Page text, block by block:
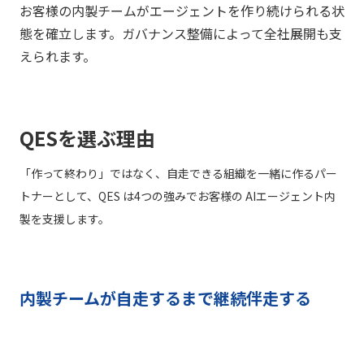
お客様の内製チームがエージェントを作り続けられる状
態を確立します。ガバナンス整備によって全社展開も支
えられます。
QESを選ぶ理由
「作って終わり」ではなく、自走できる組織を一緒に作るパー
トナーとして、QES は4つの強みでお客様の AIエージェント内
製を支援します。
内製チームが自走するまで継続伴走する